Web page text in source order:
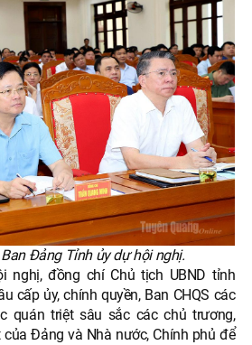
Đảng Tỉnh ủy dự hội nghị.
nghị, đồng chí Chủ tịch UBND tỉnh
cấp ủy, chính quyền, Ban CHQS các
quán triệt sâu sắc các chủ trương,
Đảng và Nhà nước, Chính phủ để